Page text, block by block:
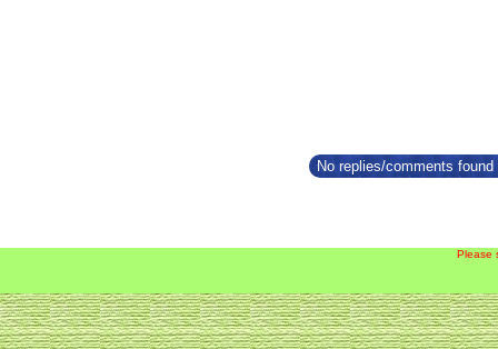
No replies/comments
Please